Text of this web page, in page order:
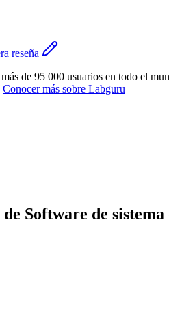
reseña
de 95 000 usuarios en todo el
Conocer más sobre Labguru
Software de